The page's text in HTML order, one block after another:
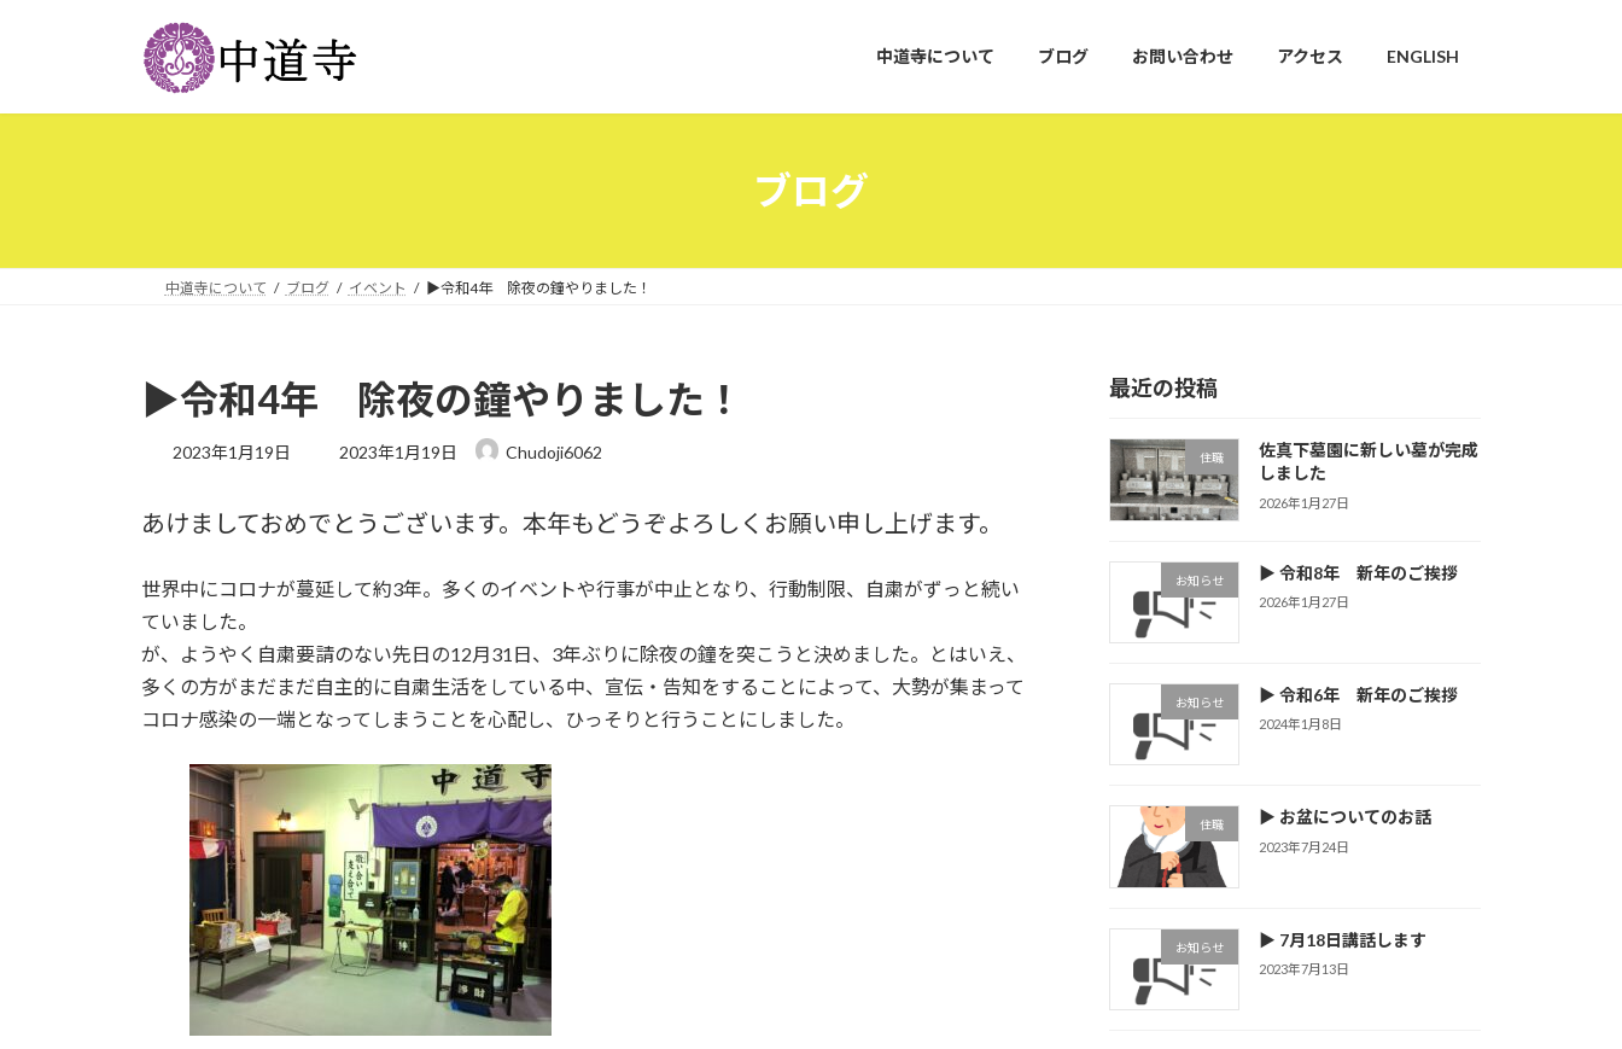
プ
動
中道寺について ブログ お問い合わせ アクセス ENGLISH
ブログ
中道寺について ブログ イベント ▶令和4年 除夜の鐘やりました！
▶令和4年 除夜の鐘やりました！
2023年1月19日
最
新
:
2023年1月19日 Chudoji6062
あけましておめでとうございます。本年もどうぞよろしくお願い申し上げます。
世界中にコロナが蔓延して約3年。多くのイベントや行事が中止となり、行動制限、自粛がずっと続い
ていました。
が、ようやく自粛要請のない先日の12月31日、3年ぶりに除夜の鐘を突こうと決めました。とはいえ、
多くの方がまだまだ自主的に自粛生活をしている中、宣伝・告知をすることによって、大勢が集まって
コロナ感染の一端となってしまうことを心配し、ひっそりと行うことにしました。
最近の投稿
住職
佐真下墓園に新しい墓が完成
しました
2026年1月27日
お知らせ ▶ 令和8年 新年のご挨拶
2026年1月27日
お知らせ ▶ 令和6年 新年のご挨拶
2024年1月8日
住職 ▶ お盆についてのお話
2023年7月24日
お知らせ ▶ 7月18日講話します
2023年7月13日